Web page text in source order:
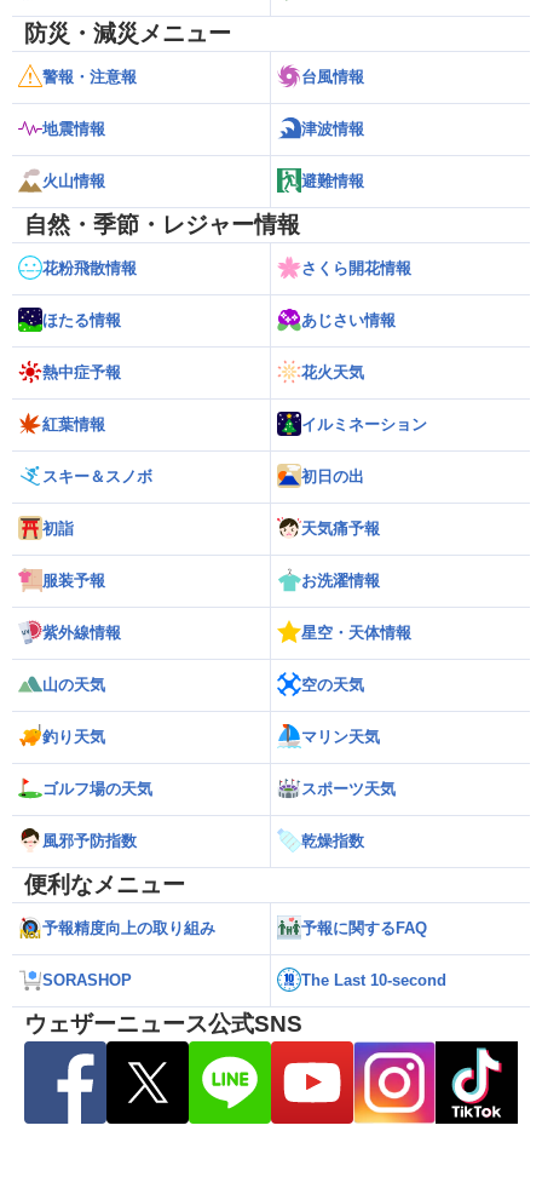
防災・減災メニュー
警報・注意報 台風情報
地震情報 津波情報
火山情報 避難情報
自然・季節・レジャー情報
花粉飛散情報 さくら開花情報
ほたる情報 あじさい情報
熱中症予報 花火天気
紅葉情報 イルミネーション
スキー＆スノボ 初日の出
初詣 天気痛予報
服装予報 お洗濯情報
紫外線情報 星空・天体情報
山の天気 空の天気
釣り天気 マリン天気
ゴルフ場の天気 スポーツ天気
風邪予防指数 乾燥指数
便利なメニュー
予報精度向上の取り組み 予報に関するFAQ
SORASHOP The Last 10-second
ウェザーニュース公式SNS